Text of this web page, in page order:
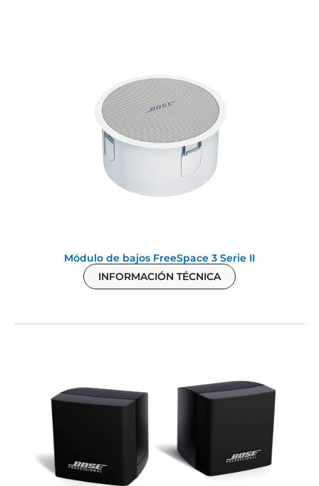
Módulo de bajos FreeSpace 3 Serie II
INFORMACIÓN TÉCNICA